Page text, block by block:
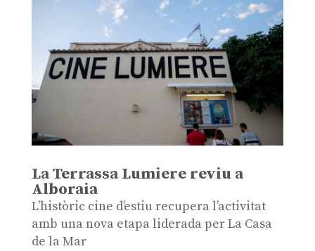
La Terrassa Lumiere reviu a
Alboraia
L’històric cine d’estiu recupera l’activitat
amb una nova etapa liderada per La Casa
de la Mar